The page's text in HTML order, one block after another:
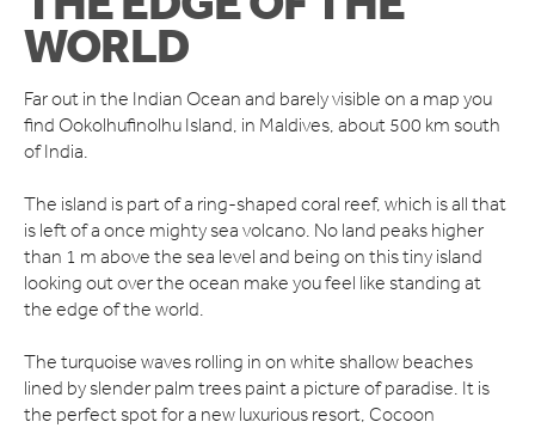
KONTAKTA OSS
WORLD
Far out in the Indian Ocean and barely visible on a map you
find Ookolhufinolhu Island, in Maldives, about 500 km south
of India.
The island is part of a ring-shaped coral reef, which is all that
is left of a once mighty sea volcano. No land peaks higher
than 1 m above the sea level and being on this tiny island
looking out over the ocean make you feel like standing at
the edge of the world.
The turquoise waves rolling in on white shallow beaches
lined by slender palm trees paint a picture of paradise. It is
the perfect spot for a new luxurious resort, Cocoon